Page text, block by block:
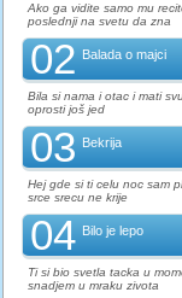
Ako ga vidite samo mu
poslednji na svetu da zna
02 Balada o majci
Bila si nama i otac i mati
oprosti još jed
03 Bekrija
Hej gde si ti celu noc sam
srce srecu ne krije
04 Bilo je lepo
Ti si bio svetla tacka u
snadjem u mraku zivota